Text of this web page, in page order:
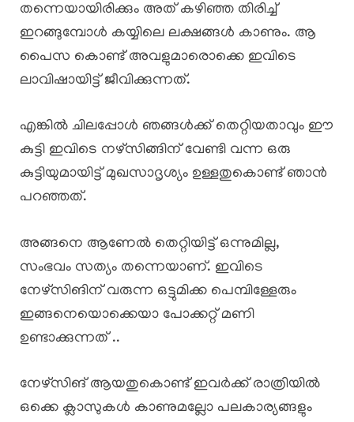
തന്നെയായിരിക്കും അത് കഴിഞ്ഞ തിരിച്ച്
ഇറങ്ങുമ്പോൾ കയ്യിലെ ലക്ഷങ്ങൾ കാണും. ആ
പൈസ കൊണ്ട് അവളുമാരൊക്കെ ഇവിടെ
ലാവിഷായിട്ട് ജീവിക്കുന്നത്.
എങ്കിൽ ചിലപ്പോൾ ഞങ്ങൾക്ക് തെറ്റിയതാവും ഈ
കുട്ടി ഇവിടെ നഴ്സിങ്ങിന് വേണ്ടി വന്ന ഒരു
കുട്ടിയുമായിട്ട് മുഖസാദൃശ്യം ഉള്ളതുകൊണ്ട് ഞാൻ
പറഞ്ഞത്.
അങ്ങനെ ആണേൽ തെറ്റിയിട്ട് ഒന്നുമില്ല,
സംഭവം സത്യം തന്നെയാണ്. ഇവിടെ
നേഴ്സിങിന് വരുന്ന ഒട്ടുമിക്ക പെമ്പിള്ളേരും
ഇങ്ങനെയൊക്കെയാ പോക്കറ്റ് മണി
ഉണ്ടാക്കുന്നത് ..
നേഴ്സിങ് ആയതുകൊണ്ട് ഇവർക്ക് രാത്രിയിൽ
ഒക്കെ ക്ലാസുകൾ കാണുമല്ലോ പലകാര്യങ്ങളും